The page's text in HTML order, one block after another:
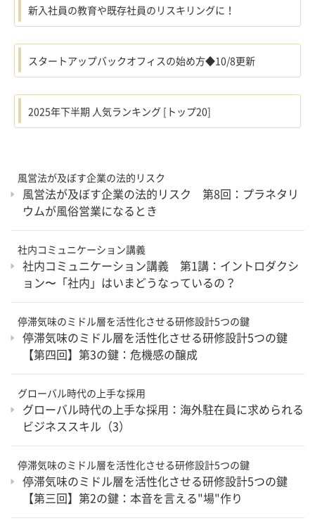
風営法が及ぼす企業の法的リスク
風営法が及ぼす企業の法的リスク 第8回：プラネタリ
ウムが風俗営業になるとき
社内コミュニケーション講義
社内コミュニケーション講義 第1講：イントロダクシ
ョン〜「社内」はいまどうなっているの？
停滞気味のミドル層を活性化させる研修設計5つの鍵
停滞気味のミドル層を活性化させる研修設計5つの鍵
【第四回】第3の鍵：危機感の醸成
グローバル時代の上手な採用
グローバル時代の上手な採用：海外駐在員に求められる
ビジネススキル（3）
停滞気味のミドル層を活性化させる研修設計5つの鍵
停滞気味のミドル層を活性化させる研修設計5つの鍵
【第三回】第2の鍵：本音を言える"場"作り
新入社員の教育や既存社員のリスキリングに！
スタートアップバックオフィスの始め方◆10/8更新
2025年下半期 人気ランキング [トップ20]